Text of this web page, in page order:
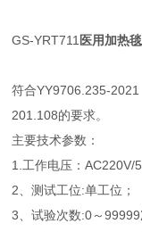
GS-YRT711 医用加热
符合YY9706.235-
201.108的要求。
主要技术参数：
1.工作电压：AC220V/
2、测试工位:单工位；
3、试验次数:0～99999